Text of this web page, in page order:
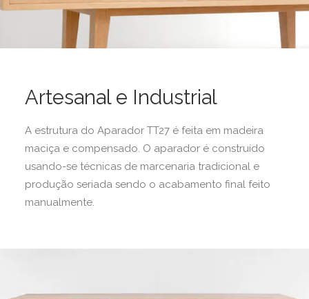
Artesanal e Industrial
A estrutura do Aparador TT27 é feita em madeira
maciça e compensado. O aparador é construído
usando-se técnicas de marcenaria tradicional e
produção seriada sendo o acabamento final feito
manualmente.